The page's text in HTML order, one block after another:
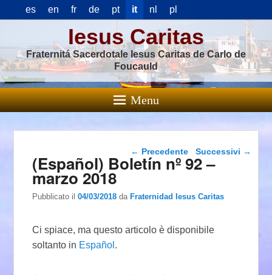
es en fr de pt it nl pl
Iesus Caritas
Fraternitá Sacerdotale Iesus Caritas de Carlo de
Foucauld
Menu
Navigazione articolo
← Precedente Successivi →
(Español) Boletín nº 92 –
marzo 2018
Pubblicato il04/03/2018 daFraternidad Iesus Caritas
Ci spiace, ma questo articolo è disponibile
soltanto in Español .